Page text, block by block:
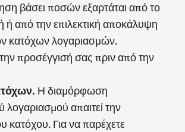
βάσει ποσών εξαρτάται από το
ή από την επιλεκτική αποκάλυψη
κατόχων λογαριασμών.
προσέγγισή σας πριν από την
Η διαμόρφωση
λογαριασμού απαιτεί την
κατόχου. Για να παρέχετε